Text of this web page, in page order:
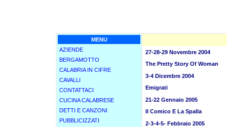
MENU
AZIENDE
BERGAMOTTO
CALABRIA IN CIFRE
CAVALLI
CONTATTACI
CUCINA CALABRESE
DETTI E CANZONI
PUBBLICIZZATI
27-28-29 Novembre 2004
The Pretty Story Of Woman
3-4 Dicembre 2004
Emigrati
21-22 Gennaio 2005
Il Comico E La Spalla
2-3-4-5- Febbraio 2005